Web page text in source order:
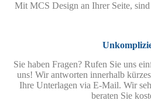
Mit MCS Design an Ihrer Seite, sind
Sie haben Fragen? Rufen Sie uns
uns! Wir antworten innerhalb
Ihre Unterlagen via E-Mail. Wir
beraten Sie